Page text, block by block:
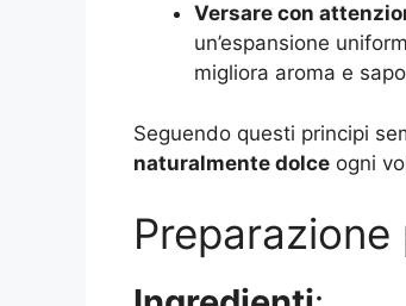
Versare con
un’espansione
migliora aroma e
Seguendo questi principi
naturalmente dolce ogni